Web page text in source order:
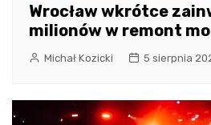
Wrocław wkrótce
milionów w remont
Michał Kozicki 5 sierpnia